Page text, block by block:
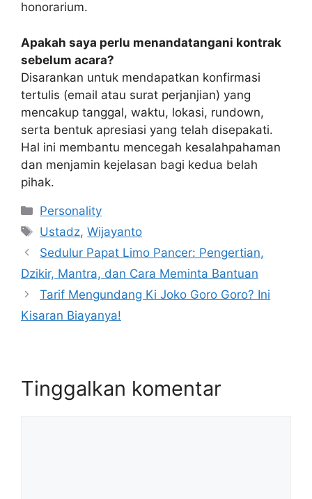
honorarium.
Apakah saya perlu menandatangani kontrak
sebelum acara?
Disarankan untuk mendapatkan konfirmasi
tertulis (email atau surat perjanjian) yang
mencakup tanggal, waktu, lokasi, rundown,
serta bentuk apresiasi yang telah disepakati.
Hal ini membantu mencegah kesalahpahaman
dan menjamin kejelasan bagi kedua belah
pihak.
Kategori
Personality
Tag
Ustadz,Wijayanto
Sedulur Papat Limo Pancer: Pengertian,
Dzikir, Mantra, dan Cara Meminta Bantuan
Tarif Mengundang Ki Joko Goro Goro? Ini
Kisaran Biayanya!
Tinggalkan komentar